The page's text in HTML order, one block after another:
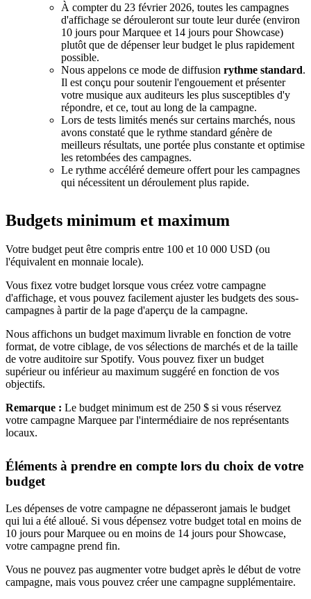
À compter du 23 février 2026, toutes les campagnes
d'affichage se dérouleront sur toute leur durée (environ
10 jours pour Marquee et 14 jours pour Showcase)
plutôt que de dépenser leur budget le plus rapidement
possible.
Nous appelons ce mode de diffusion rythme standard.
Il est conçu pour soutenir l'engouement et présenter
votre musique aux auditeurs les plus susceptibles d'y
répondre, et ce, tout au long de la campagne.
Lors de tests limités menés sur certains marchés, nous
avons constaté que le rythme standard génère de
meilleurs résultats, une portée plus constante et optimise
les retombées des campagnes.
Le rythme accéléré demeure offert pour les campagnes
qui nécessitent un déroulement plus rapide.
Budgets minimum et maximum
Votre budget peut être compris entre 100 et 10 000 USD (ou
l'équivalent en monnaie locale).
Vous fixez votre budget lorsque vous créez votre campagne
d'affichage, et vous pouvez facilement ajuster les budgets des sous-
campagnes à partir de la page d'aperçu de la campagne.
Nous affichons un budget maximum livrable en fonction de votre
format, de votre ciblage, de vos sélections de marchés et de la taille
de votre auditoire sur Spotify. Vous pouvez fixer un budget
supérieur ou inférieur au maximum suggéré en fonction de vos
objectifs.
Remarque : Le budget minimum est de 250 $ si vous réservez
votre campagne Marquee par l'intermédiaire de nos représentants
locaux.
Éléments à prendre en compte lors du choix de votre
budget
Les dépenses de votre campagne ne dépasseront jamais le budget
qui lui a été alloué. Si vous dépensez votre budget total en moins de
10 jours pour Marquee ou en moins de 14 jours pour Showcase,
votre campagne prend fin.
Vous ne pouvez pas augmenter votre budget après le début de votre
campagne, mais vous pouvez créer une campagne supplémentaire.